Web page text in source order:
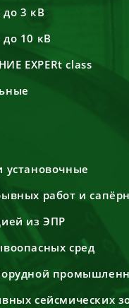
3 кВ
10 кВ
EXPERt class
установочные
работ и
из ЭПР
сред
сейсмических